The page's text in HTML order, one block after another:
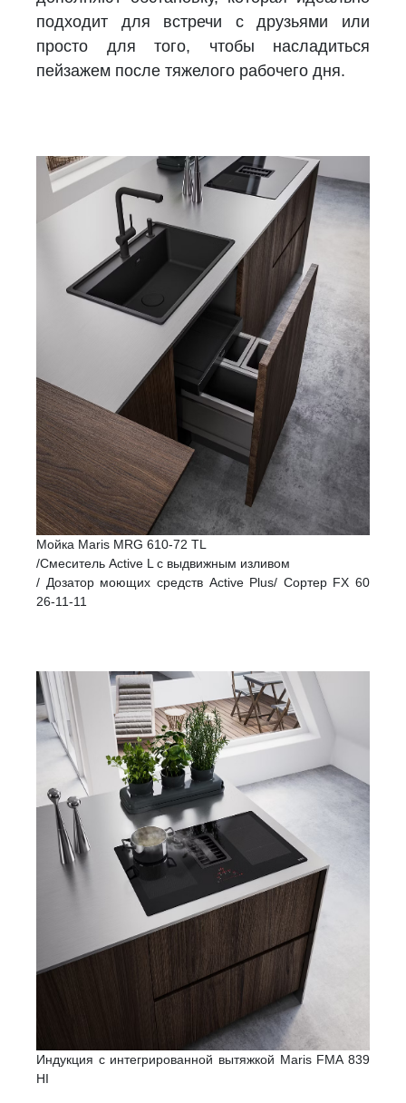
подходит для встречи с друзьями или
просто для того, чтобы насладиться
пейзажем после тяжелого рабочего дня.
Мойка Maris MRG 610-72 TL
/Смеситель Active L с выдвижным изливом
/ Дозатор моющих средств Active Plus/ Сортер FX 60
26-11-11
Индукция с интегрированной вытяжкой Maris FMA 839
HI